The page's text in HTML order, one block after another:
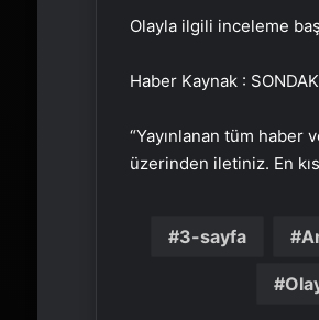
Olayla ilgili inceleme
Haber Kaynak :
“Yayınlanan tüm
üzerinden iletiniz. En
3-sayfa